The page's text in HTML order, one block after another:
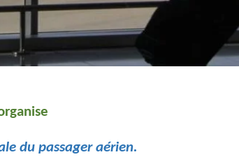
du passager aérien.